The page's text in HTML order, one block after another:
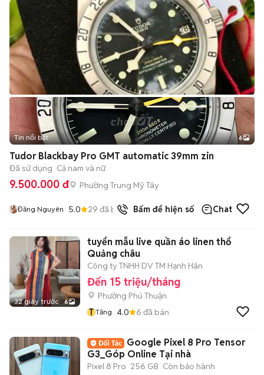
+2
Tin nổi bật 6
Tudor Blackbay Pro GMT automatic 39mm zin
Đã sử dụng Cả nam và nữ
9.500.000 đ Phường Trung Mỹ Tây
Đăng Nguyên 5.0 29 đã bán Bấm để hiện số Chat
32 giây trước 6
tuyển mẫu live quần áo linen thổ
Quảng châu
Công ty TNHH DV TM Hạnh Hân
Đến 15 triệu/tháng
Phường Phú Thuận
T Tăng 4.0 6 đã bán
Google Pixel 8 Pro Tensor
G3_Góp Online Tại nhà
Pixel 8 Pro 256 GB Còn bảo hành